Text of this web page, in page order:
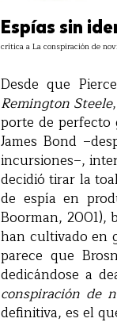
Espías sin
crítica a La conspiración de
Desde que
Remington Steele
porte de
James Bond
incursiones–,
decidió tirar la
de espía en
Boorman, 2001),
han cultivado en
parece que
dedicándose a
conspiración de
definitiva, es el